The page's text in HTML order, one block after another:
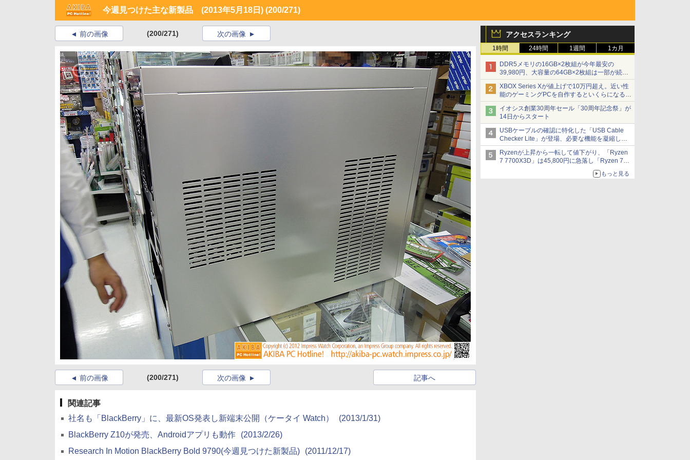
今週見つけた主な新製品 (2013年5月18日) (200/271)
アクセスランキング
1時間 24時間 1週間 1カ月
DDR5メモリの16GB×2枚組が今年最安の
39,980円、大容量の64GB×2枚組は一部が続騰
[8月前半のメモリ価格]
XBOX Series Xが値上げで10万円超え。近い性
能のゲーミングPCを自作するといくらになる？
【石田賀津男の『酒の肴にPCゲーム』】
イオシス創業30周年セール「30周年記念祭」が
14日からスタート
USBケーブルの確認に特化した「USB Cable
Checker Lite」が登場、必要な機能を凝縮しコ
ンパクトに 7日発売
Ryzenが上昇から一転して値下がり、「Ryzen
7 7700X3D」は45,800円に急落し「Ryzen 7
7800X3D」との価格逆転解消 [8月前半のCPU
もっと見る
前の画像 (200/271) 次の画像
前の画像 (200/271) 記事へ
次の画像
関連記事
社名も「BlackBerry」に、最新OS発表し新端末公開（ケータイ Watch）
(2013/1/31)
BlackBerry Z10が発売、Androidアプリも動作
(2013/2/26)
Research In Motion BlackBerry Bold 9790(今週見つけた新製品)
(2011/12/17)